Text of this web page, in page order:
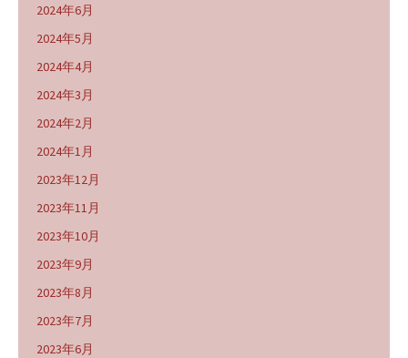
2024年6月
2024年5月
2024年4月
2024年3月
2024年2月
2024年1月
2023年12月
2023年11月
2023年10月
2023年9月
2023年8月
2023年7月
2023年6月